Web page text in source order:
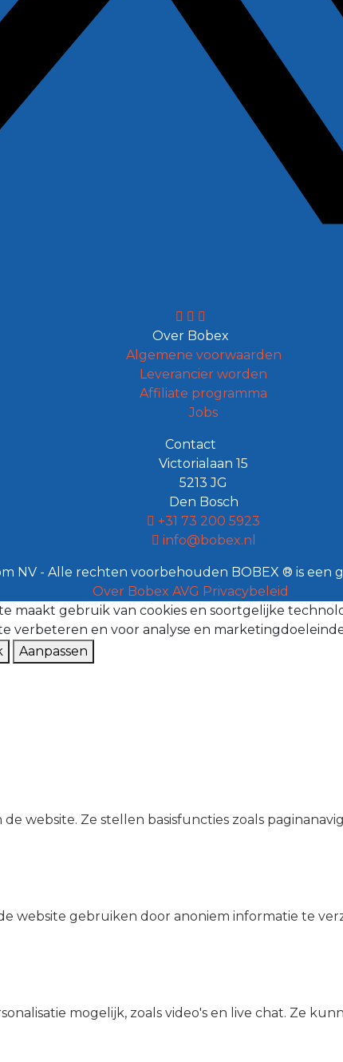
Over Bobex
Algemene voorwaarden
Leverancier worden
Affiliate programma
Jobs
Contact
Victorialaan 15
5213 JG
Den Bosch
+31 73 200 5923
info@bobex.nl
NV - Alle rechten voorbehouden BOBEX ® is een
Over Bobex AVG Privacybeleid
maakt gebruik van cookies en soortgelijke
verbeteren en voor analyse en
Aanpassen
website. Ze stellen basisfuncties zoals
website gebruiken door anoniem informatie te
mogelijk, zoals video's en live chat. Ze